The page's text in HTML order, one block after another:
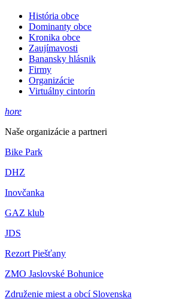
História obce
Dominanty obce
Kronika obce
Zaujímavosti
Banansky hlásnik
Firmy
Organizácie
Virtuálny cintorín
hore
Naše organizácie a partneri
Bike Park
DHZ
Inovčanka
GAZ klub
JDS
Rezort Piešťany
ZMO Jaslovské Bohunice
Združenie miest a obcí Slovenska